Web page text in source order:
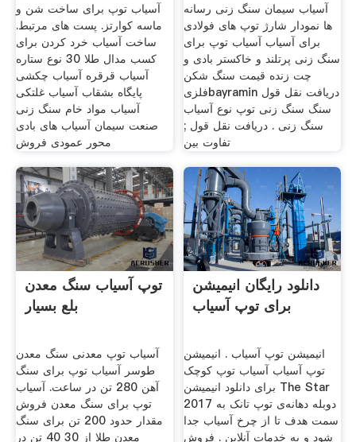
آسیاب توپ برای ساخت شن و
ماسه کوارتز. پست های مرتبط.
ساخت آسیاب خرد کردن برای
کسب مدال طلا 30 نوع ستاره
آسیاب قرقره آسیاب چکشی
پایگاه بشقاب آسیاب غلتکی
آسیاب مواد خام سنگ زنی
صنعت سیمان آسیاب های بادی
محور عمودی فروش
آسیاب سیمان سنگ زنی رسانه
ها نمودار شارژ توپ های فولادی
برای آسیاب آسیاب توپ برای
سنگ زنی پرتلند و خاکستر بادی و
چت زنده قیمت سنگ شکن
فلزیbayramin دریافت نقل قول
سنگ سنگ زنی توپ نوع آسیاب
سنگ زنی . دریافت نقل قول ;
تفاوت بین
توپ آسیاب سنگ معدن
بلع بسیار
آسیاب توپ معدنی سنگ معدن
طوسر آسیاب توپ برای سنگ
آهن 280 تن در ساعت. آسیاب
توپ برای سنگ معدن فروش
مقدار حدود 200 تن برای سنگ
معدن طلا از 30 40 تن در
دانلود رایگان انیمیشن
برای توپ آسیاب
انیمیشن توپ آسیاب . انیمیشن
توپ آسیاب آسیاب توپ کوچک
برای دانلود انیمیشن The Star
2017 دوبله دهانه‌ی توپ تانک به
سمت هدف تا از چرخ آسیاب جدا
شود و به خدمات آنلاین . فروش